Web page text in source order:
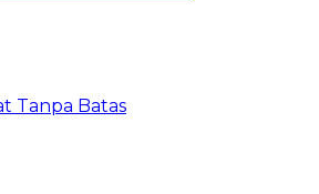
Tanpa Batas